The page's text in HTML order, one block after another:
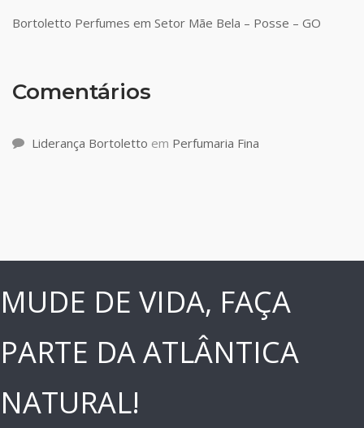
Bortoletto Perfumes em Setor Mãe Bela – Posse – GO
Comentários
Liderança Bortoletto em Perfumaria Fina
MUDE DE VIDA, FAÇA
PARTE DA ATLÂNTICA
NATURAL!